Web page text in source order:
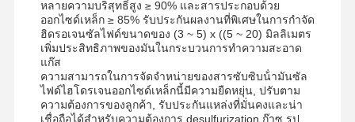
โพลีอะคริลาไมด์ประจุบวก
สารเยลสําหรับการบดกรด
สารสกัดความร้อนสูง (high temperature sedimentation agent)
เครื่องล้างซัลฟูเรีย
หลายความบริสุทธิ์สูง ≥ 90% และสารประกอบด้วย
ออกไซด์เหล็ก ≥ 85% รับประกันผลงานที่พิเศษในการกําจัด
ฮิดรอเจนซัลไฟด์ขนาดของ (3 ~ 5) x ((5 ~ 20) มิลลิเมตร
เพิ่มประสิทธิภาพของมันในกระบวนการทําความสะอาด
แก๊ส
ความสามารถในการจัดจําหน่ายของสารซับซิบน้ํามันซัล
ไฟด์ไฮโดรเจนออกไซด์เหล็กนี้มีความยืดหยุ่น, ปรับตาม
ความต้องการของลูกค้า, รับประกันแหล่งที่มั่นคงและน่า
เชื่อถือได้สําหรับความต้องการ desulfurization ก๊าซ.รูป